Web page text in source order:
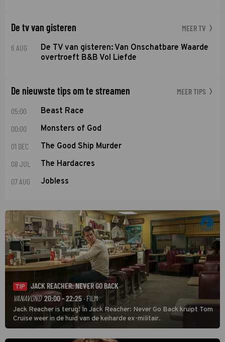
De tv van gisteren MEER TV
6 AUG
De TV van gisteren: Van Onschatbare Waarde
overtroeft B&B Vol Liefde
De nieuwste tips om te streamen MEER TIPS
05:00 Beast Race
00:00 Monsters of God
01 DEC The Good Ship Murder
08 JUL The Hardacres
07 AUG Jobless
TIP
JACK REACHER: NEVER GO BACK
VANAVOND 20:00 - 22:25 · FILM
Jack Reacher is terug! In Jack Reacher: Never Go Back kruipt Tom
Cruise weer in de huid van de keiharde ex-militair.